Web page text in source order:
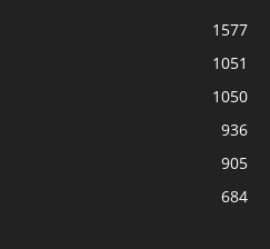
1577
1051
1050
936
905
684